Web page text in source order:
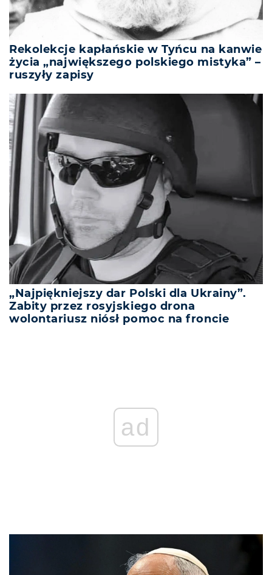
Rekolekcje kapłańskie w Tyńcu na kanwie
życia „największego polskiego mistyka” –
ruszyły zapisy
„Najpiękniejszy dar Polski dla Ukrainy”.
Zabity przez rosyjskiego drona
wolontariusz niósł pomoc na froncie
ad